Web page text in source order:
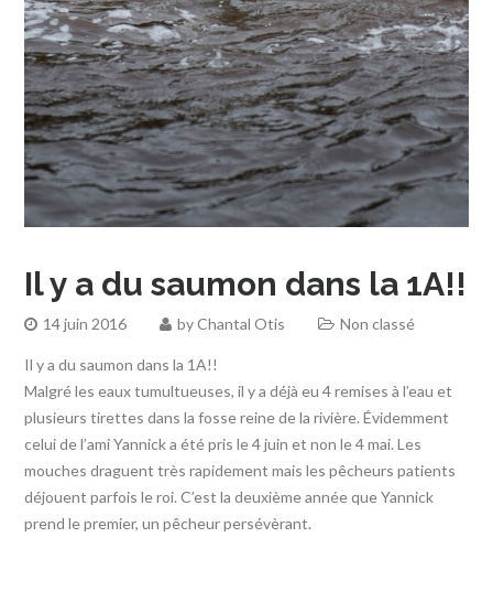
Il y a du saumon dans la 1A!!
14 juin 2016 byChantal Otis Non classé
Il y a du saumon dans la 1A!!
Malgré les eaux tumultueuses, il y a déjà eu 4 remises à l’eau et
plusieurs tirettes dans la fosse reine de la rivière. Évidemment
celui de l’ami Yannick a été pris le 4 juin et non le 4 mai. Les
mouches draguent très rapidement mais les pêcheurs patients
déjouent parfois le roi. C’est la deuxième année que Yannick
prend le premier, un pêcheur persévèrant.